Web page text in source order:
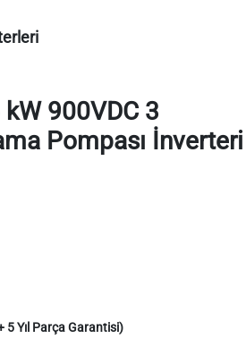
900VDC 3
Pompası İnverteri
5 Yıl Parça Garantisi)